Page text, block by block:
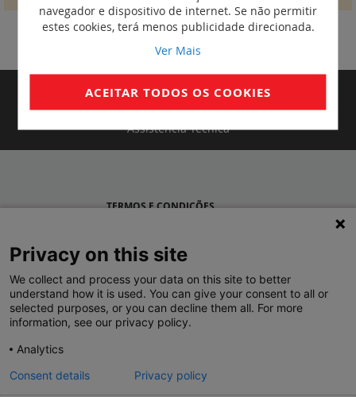
Contactos
Novidades
Assistência Técnica
navegador e dispositivo de internet. Se não permitir
estes cookies, terá menos publicidade direcionada.
Ver Mais
ACEITAR TODOS OS COOKIES
TERMOS E CONDIÇÕES
LEGRAND PORTUGAL
GRUPO LEGRAND NO MUNDO
Privacy on this site
We collect and process your data on this site to better
understand how it is used. You can give your consent to all or
selected purposes, or you can decline them all. For more
information, see our privacy policy.
Analytics
Consent details
Privacy policy